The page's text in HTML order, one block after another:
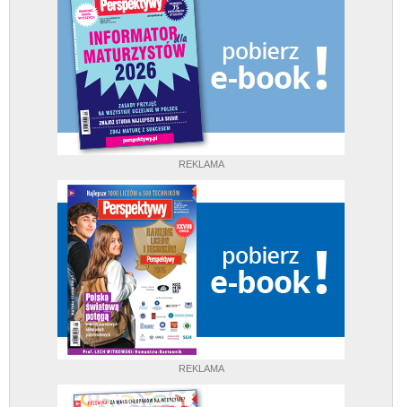
REKLAMA
REKLAMA